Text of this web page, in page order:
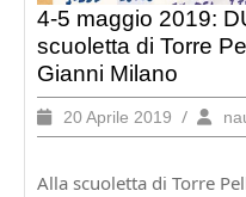
4-5 maggio 2019:
scuoletta di Torre
Gianni Milano
20 Aprile 2019 20
Aprile
/
Alla scuoletta di Torre